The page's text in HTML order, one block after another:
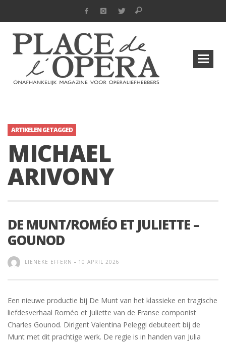
ARTIKELEN GETAGGED
MICHAEL
ARIVONY
DE MUNT/ROMÉO ET JULIETTE –
GOUNOD
LIENEKE EFFERN - 10 APRIL 2026
Een nieuwe productie bij De Munt van het klassieke en tragische
liefdesverhaal Roméo et Juliette van de Franse componist
Charles Gounod. Dirigent Valentina Peleggi debuteert bij de
Munt met dit prachtige werk. De regie is in handen van Julia